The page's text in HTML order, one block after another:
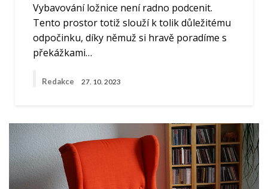
Vybavování ložnice není radno podcenit.
Tento prostor totiž slouží k tolik důležitému
odpočinku, díky němuž si hravě poradíme s
překážkami…
Redakce 27. 10. 2023